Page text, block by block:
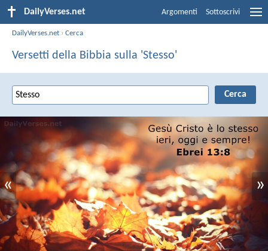
DailyVerses.net Argomenti Sottoscrivi
DailyVerses.net ›Cerca
Versetti della Bibbia sulla 'Stesso'
« »